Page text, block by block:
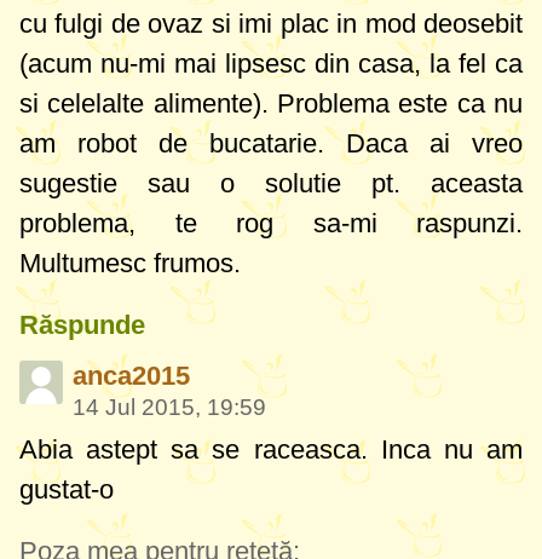
cu fulgi de ovaz si imi plac in mod deosebit
(acum nu-mi mai lipsesc din casa, la fel ca
si celelalte alimente). Problema este ca nu
am robot de bucatarie. Daca ai vreo
sugestie sau o solutie pt. aceasta
problema, te rog sa-mi raspunzi.
Multumesc frumos.
Răspunde
anca2015
14 Jul 2015, 19:59
Abia astept sa se raceasca. Inca nu am
gustat-o
Poza mea pentru rețetă: